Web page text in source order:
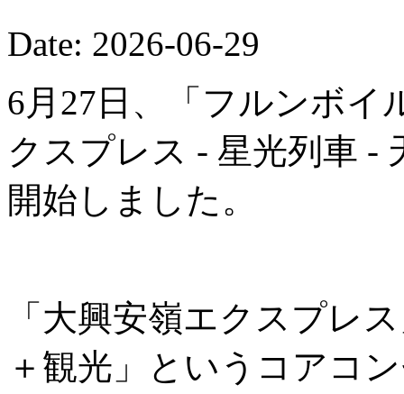
Date: 2026-06-29
6月27日、「フルンボイ
クスプレス - 星光列車 -
開始しました。
「大興安嶺エクスプレ
＋観光」というコアコ